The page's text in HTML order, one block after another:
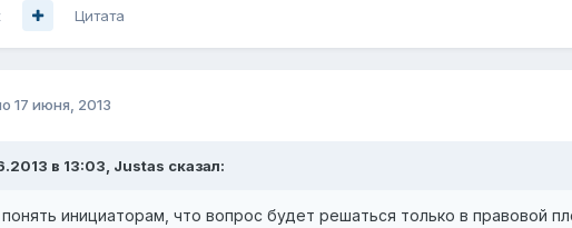
Цитата
17 июня, 2013
в 13:03, Justas сказал:
инициаторам, что вопрос будет решаться только в правовой